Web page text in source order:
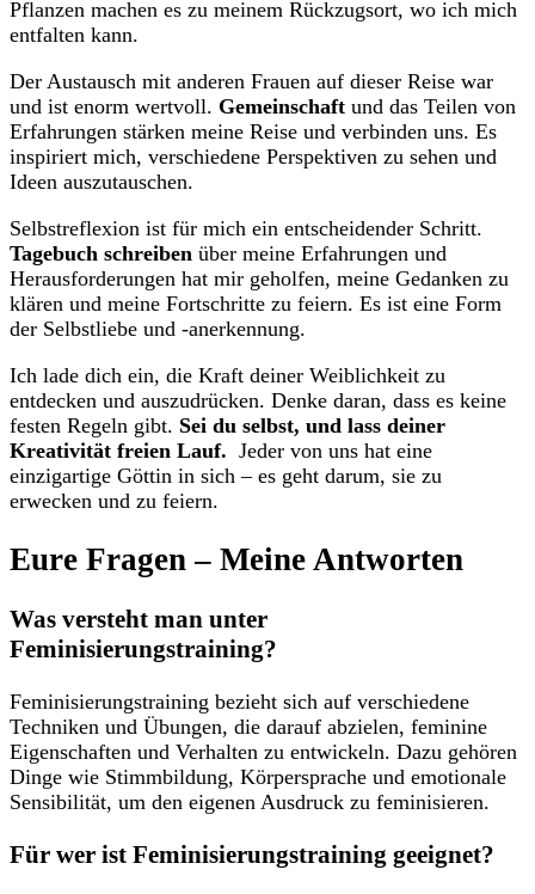
Pflanzen machen ⁣es zu meinem ⁢Rückzugsort,⁤ wo ich mich
entfalten kann.
Der​ Austausch⁤ mit ⁢anderen Frauen auf dieser ⁢Reise ​war
und ist enorm wertvoll. Gemeinschaft und das Teilen von ​
Erfahrungen stärken meine Reise⁣ und verbinden uns. Es⁤
inspiriert mich,​ verschiedene Perspektiven zu ‌sehen und⁢
Ideen auszutauschen.
Selbstreflexion ist für ⁢mich ein entscheidender Schritt.
Tagebuch schreiben über meine ​Erfahrungen ‌und⁣
Herausforderungen‍ hat mir geholfen, meine Gedanken⁢ zu
klären und meine ​Fortschritte zu ⁣feiern. Es ist eine Form
‌der Selbstliebe⁢ und -anerkennung.
Ich lade dich ‍ein, die Kraft deiner Weiblichkeit zu
‍entdecken ⁢und‌ auszudrücken. Denke daran, dass es keine
festen​ Regeln gibt. Sei du selbst, und lass deiner
Kreativität​ freien Lauf. ​ Jeder von⁢ uns hat⁣ eine​
einzigartige Göttin in sich ⁣– es geht darum, sie zu ​
erwecken und zu⁢ feiern.
Eure ⁢Fragen – Meine ​Antworten
Was‍ versteht man unter
Feminisierungstraining?
Feminisierungstraining bezieht⁢ sich auf⁤ verschiedene
Techniken ‍und Übungen, die darauf abzielen, feminine
Eigenschaften und Verhalten zu entwickeln. Dazu gehören
Dinge‌ wie Stimmbildung, Körpersprache und emotionale
Sensibilität,⁣ um den eigenen Ausdruck zu feminisieren.
Für wer ist‌ Feminisierungstraining geeignet?